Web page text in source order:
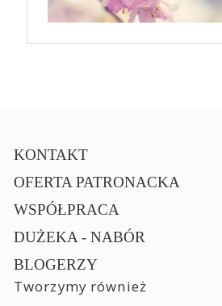
KONTAKT
OFERTA PATRONACKA
WSPÓŁPRACA
DUŻEKA - NABÓR
BLOGERZY
Tworzymy również